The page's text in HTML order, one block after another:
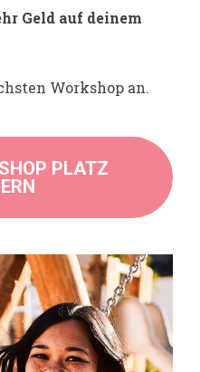
Geld auf deinem
Workshop an.
PLATZ